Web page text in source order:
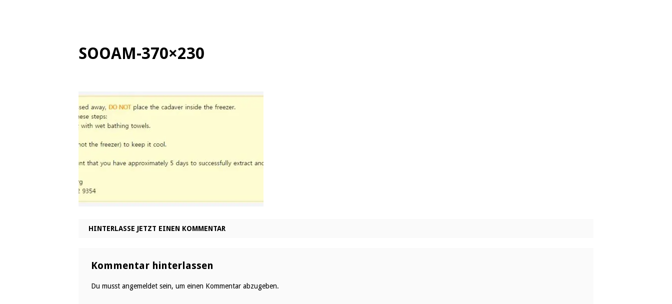
SOOAM-370×230
HINTERLASSE JETZT EINEN KOMMENTAR
Kommentar hinterlassen
Du musst angemeldet sein, um einen Kommentar abzugeben.